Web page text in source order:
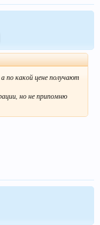
по какой цене получают
но не припомню